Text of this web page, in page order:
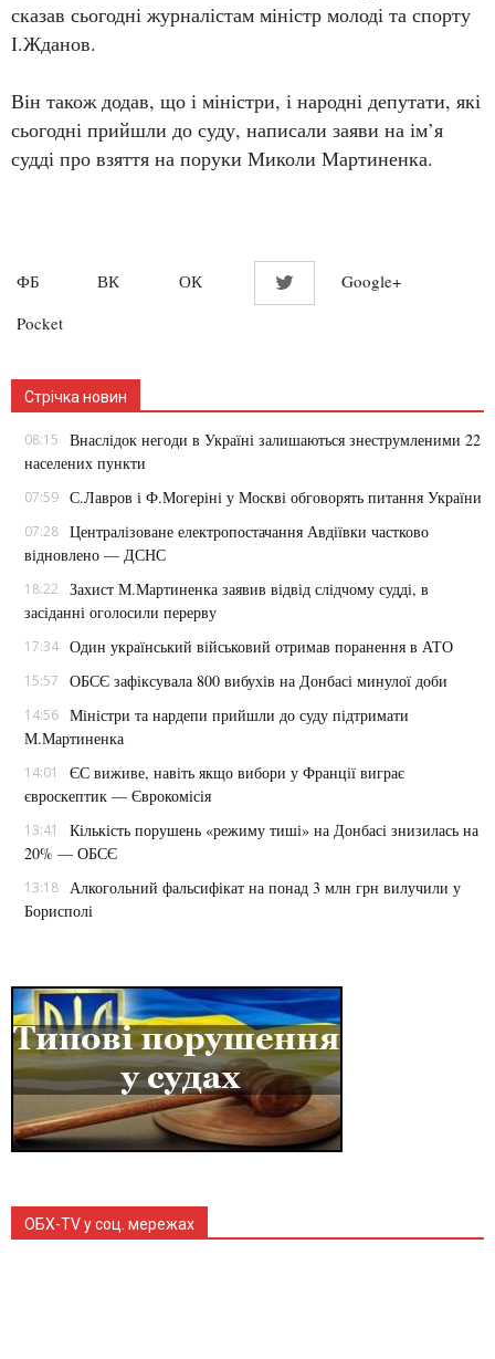
сказав сьогодні журналістам міністр молоді та спорту
І.Жданов.
Він також додав, що і міністри, і народні депутати, які
сьогодні прийшли до суду, написали заяви на ім’я
судді про взяття на поруки Миколи Мартиненка.
ФБ ВК ОК TwitterGoogle+
Pocket
Стрічка новин
08:15
Внаслідок негоди в Україні залишаються знеструмленими 22
населених пункти
07:59 С.Лавров і Ф.Могеріні у Москві обговорять питання України
07:28 Централізоване електропостачання Авдіївки частково
відновлено — ДСНС
18:22
Захист М.Мартиненка заявив відвід слідчому судді, в
засіданні оголосили перерву
17:34 Один український військовий отримав поранення в АТО
15:57 ОБСЄ зафіксувала 800 вибухів на Донбасі минулої доби
14:56 Міністри та нардепи прийшли до суду підтримати
М.Мартиненка
14:01
ЄС виживе, навіть якщо вибори у Франції виграє
євроскептик — Єврокомісія
13:41
Кількість порушень «режиму тиші» на Донбасі знизилась на
20% — ОБСЄ
13:18 Алкогольний фальсифікат на понад 3 млн грн вилучили у
Борисполі
OБХ-TV у соц. мережах